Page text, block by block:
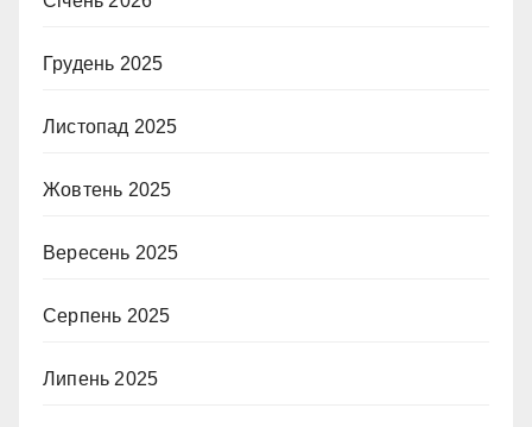
Грудень 2025
Листопад 2025
Жовтень 2025
Вересень 2025
Серпень 2025
Липень 2025